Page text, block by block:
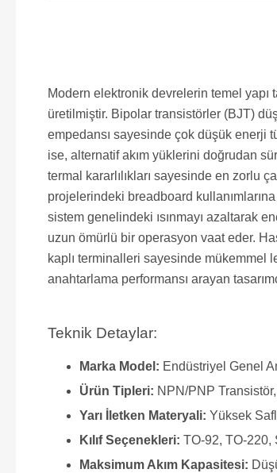
Modern elektronik devrelerin temel
üretilmiştir. Bipolar transistörler (BJT)
empedansı sayesinde çok düşük enerji
ise, alternatif akım yüklerini doğrudan
termal kararlılıkları sayesinde en zorlu
projelerindeki breadboard
sistem genelindeki ısınmayı azaltarak
uzun ömürlü bir operasyon vaat eder.
kaplı terminalleri sayesinde mükemmel
anahtarlama performansı arayan
Teknik Detaylar:
Marka Model: Endüstriyel Genel
Ürün Tipleri: NPN/PNP
Yarı İletken Materyali: Yüksek
Kılıf Seçenekleri: TO-92, TO-220,
Maksimum Akım Kapasitesi: